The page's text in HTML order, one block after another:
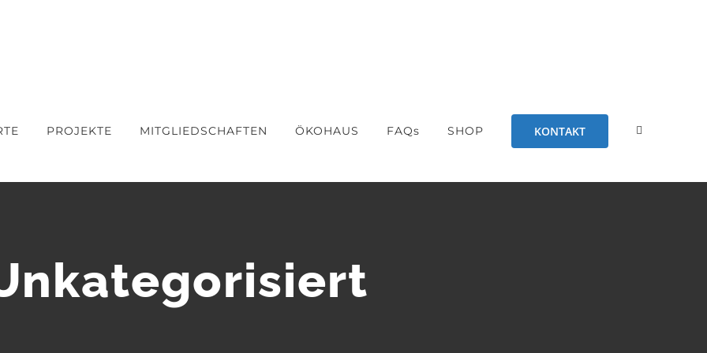
PROJEKTE MITGLIEDSCHAFTEN ÖKOHAUS FAQs SHOP KONTAKT